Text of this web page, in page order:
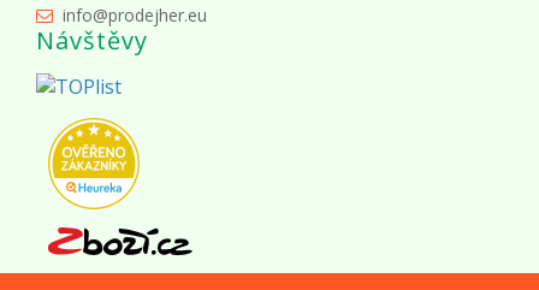
info@prodejher.eu
Návštěvy